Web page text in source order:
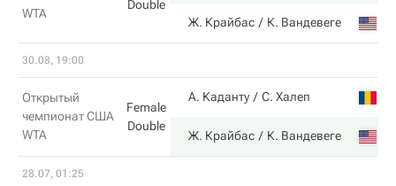
WTA
Double
Ж. Крайбас К. Вандевеге
30.08, 19:00
Открытый
чемпионат США
WTA
Female
Double
А. Каданту С. Халеп
Ж. Крайбас К. Вандевеге
28.07, 01:25